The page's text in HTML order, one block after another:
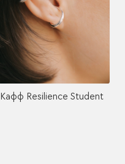
Кафф Resilience Student